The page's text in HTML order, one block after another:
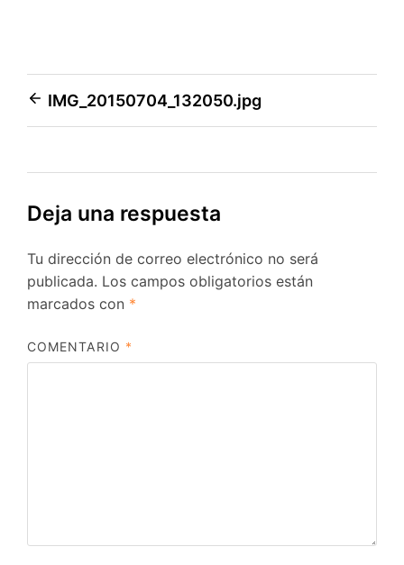
Navegación
de
entradas
IMG_20150704_132050.jpg
Deja una respuesta
Tu dirección de correo electrónico no será
publicada. Los campos obligatorios están
marcados con *
COMENTARIO *